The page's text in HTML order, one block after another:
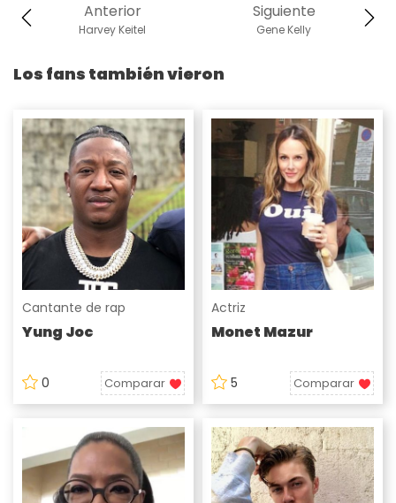
Siguiente
Gene Kelly
Anterior
Harvey Keitel
Los fans también vieron
Cantante de rap
Yung Joc
0 Comparar
Actriz
Monet Mazur
5 Comparar